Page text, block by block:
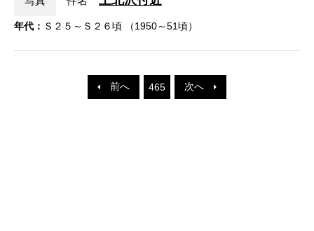
年代： Ｓ２５～Ｓ２６頃 （1950～51頃）
前へ 465 次へ